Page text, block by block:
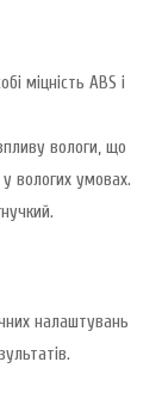
міцність ABS і
вологи, що
вологих умовах.
налаштувань